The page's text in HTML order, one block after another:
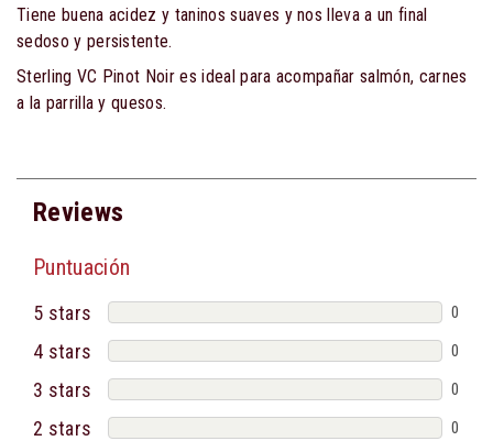
Tiene buena acidez y taninos suaves y nos lleva a un final
sedoso y persistente.
Sterling VC Pinot Noir es ideal para acompañar salmón, carnes
a la parrilla y quesos.
Reviews
Puntuación
5 stars 0
4 stars 0
3 stars 0
2 stars 0